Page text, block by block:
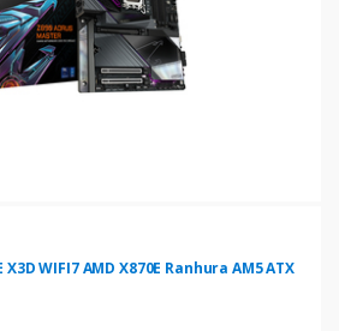
X3D WIFI7 AMD X870E Ranhura AM5 ATX